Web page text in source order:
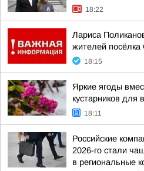
18:22
Лариса
жителей посёлка
18:15
Яркие ягоды
кустарников для
18:11
Российские
2026-го стали
в региональные